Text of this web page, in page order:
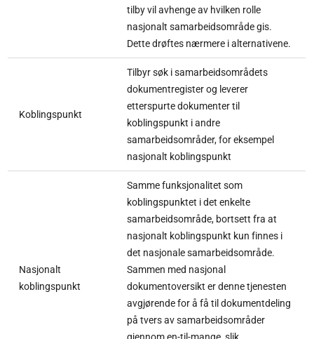
tilby vil avhenge av hvilken rolle
nasjonalt samarbeidsområde gis.
Dette drøftes nærmere i alternativene.
Koblingspunkt
Tilbyr søk i samarbeidsområdets
dokumentregister og leverer
etterspurte dokumenter til
koblingspunkt i andre
samarbeidsområder, for eksempel
nasjonalt koblingspunkt
Nasjonalt
koblingspunkt
Samme funksjonalitet som
koblingspunktet i det enkelte
samarbeidsområde, bortsett fra at
nasjonalt koblingspunkt kun finnes i
det nasjonale samarbeidsområde.
Sammen med nasjonal
dokumentoversikt er denne tjenesten
avgjørende for å få til dokumentdeling
på tvers av samarbeidsområder